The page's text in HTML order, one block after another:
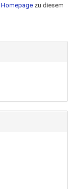
Homepage zu diesem